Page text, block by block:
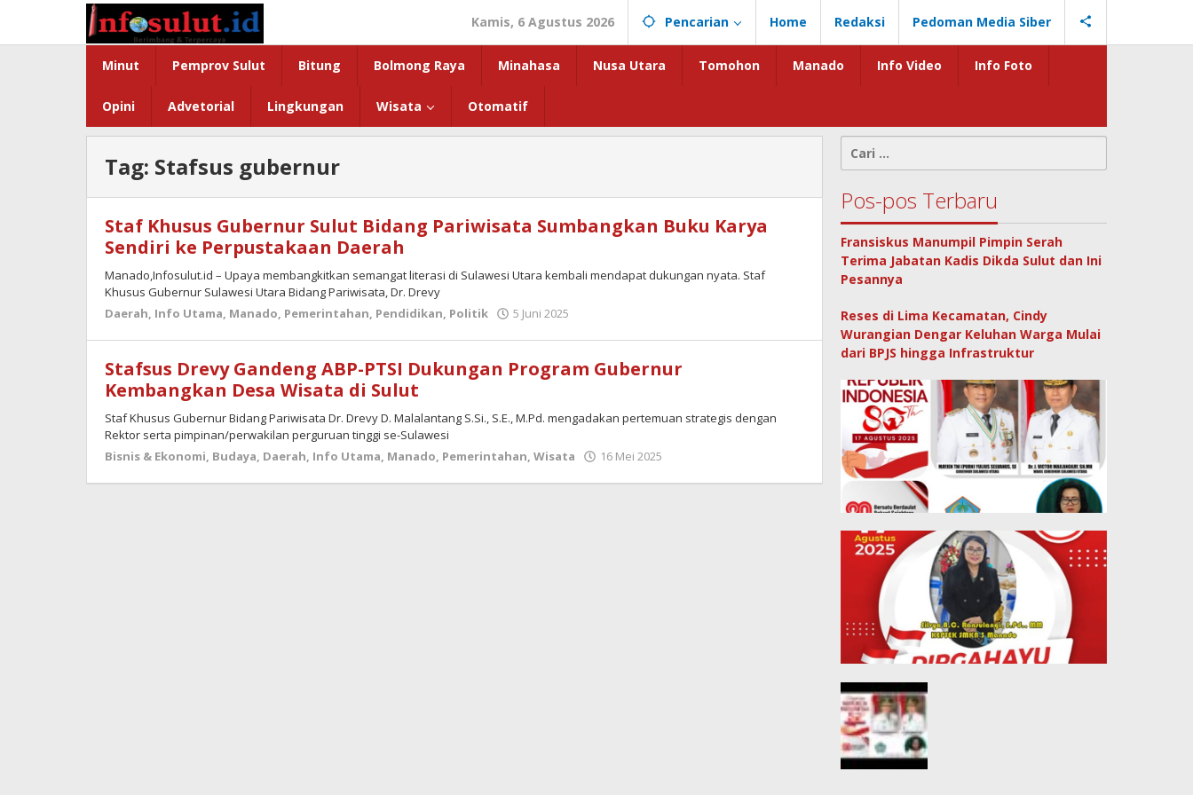
konten
Kamis, 6 Agustus 2026 Pencarian Home Redaksi Pedoman Media Siber
Minut Pemprov Sulut Bitung Bolmong Raya Minahasa Nusa Utara Tomohon Manado Info Video Info Foto
Opini Advetorial Lingkungan Wisata Otomatif
Tag: Stafsus gubernur
Staf Khusus Gubernur Sulut Bidang Pariwisata Sumbangkan Buku Karya
Sendiri ke Perpustakaan Daerah
Manado,Infosulut.id – Upaya membangkitkan semangat literasi di Sulawesi Utara kembali mendapat dukungan nyata. Staf
Khusus Gubernur Sulawesi Utara Bidang Pariwisata, Dr. Drevy
Daerah, Info Utama, Manado, Pemerintahan, Pendidikan, Politik 5 Juni 2025
Stafsus Drevy Gandeng ABP-PTSI Dukungan Program Gubernur
Kembangkan Desa Wisata di Sulut
Staf Khusus Gubernur Bidang Pariwisata Dr. Drevy D. Malalantang S.Si., S.E., M.Pd. mengadakan pertemuan strategis dengan
Rektor serta pimpinan/perwakilan perguruan tinggi se-Sulawesi
Bisnis & Ekonomi, Budaya, Daerah, Info Utama, Manado, Pemerintahan, Wisata 16 Mei 2025
untuk:
Pos-pos Terbaru
Fransiskus Manumpil Pimpin Serah
Terima Jabatan Kadis Dikda Sulut dan Ini
Pesannya
Reses di Lima Kecamatan, Cindy
Wurangian Dengar Keluhan Warga Mulai
dari BPJS hingga Infrastruktur